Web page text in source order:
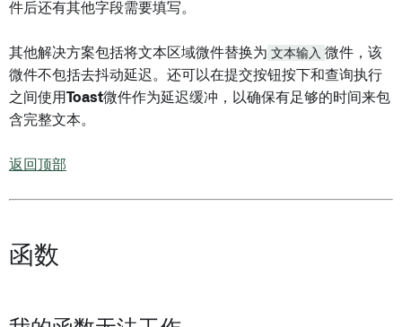
件后还有其他字段需要填写。
其他解决方案包括将文本区域微件替换为 文本输入 微件，该
微件不包括去抖动延迟。还可以在提交按钮按下和查询执行
之间使用Toast微件作为延迟缓冲，以确保有足够的时间来包
含完整文本。
返回顶部
函数